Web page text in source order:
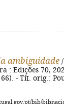
ambiguidade
: Edições 70,
- Tít. orig.:
bib/